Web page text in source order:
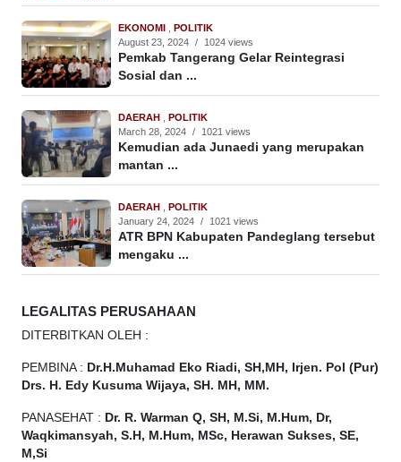
EKONOMI , POLITIK
August 23, 2024 / 1024 views
Pemkab Tangerang Gelar Reintegrasi
Sosial dan ...
DAERAH , POLITIK
March 28, 2024 / 1021 views
Kemudian ada Junaedi yang merupakan
mantan ...
DAERAH , POLITIK
January 24, 2024 / 1021 views
ATR BPN Kabupaten Pandeglang tersebut
mengaku ...
LEGALITAS PERUSAHAAN
DITERBITKAN OLEH :
PEMBINA : Dr.H.Muhamad Eko Riadi, SH,MH, Irjen. Pol (Pur)
Drs. H. Edy Kusuma Wijaya, SH. MH, MM.
PANASEHAT : Dr. R. Warman Q, SH, M.Si, M.Hum, Dr,
Waqkimansyah, S.H, M.Hum, MSc, Herawan Sukses, SE,
M,Si